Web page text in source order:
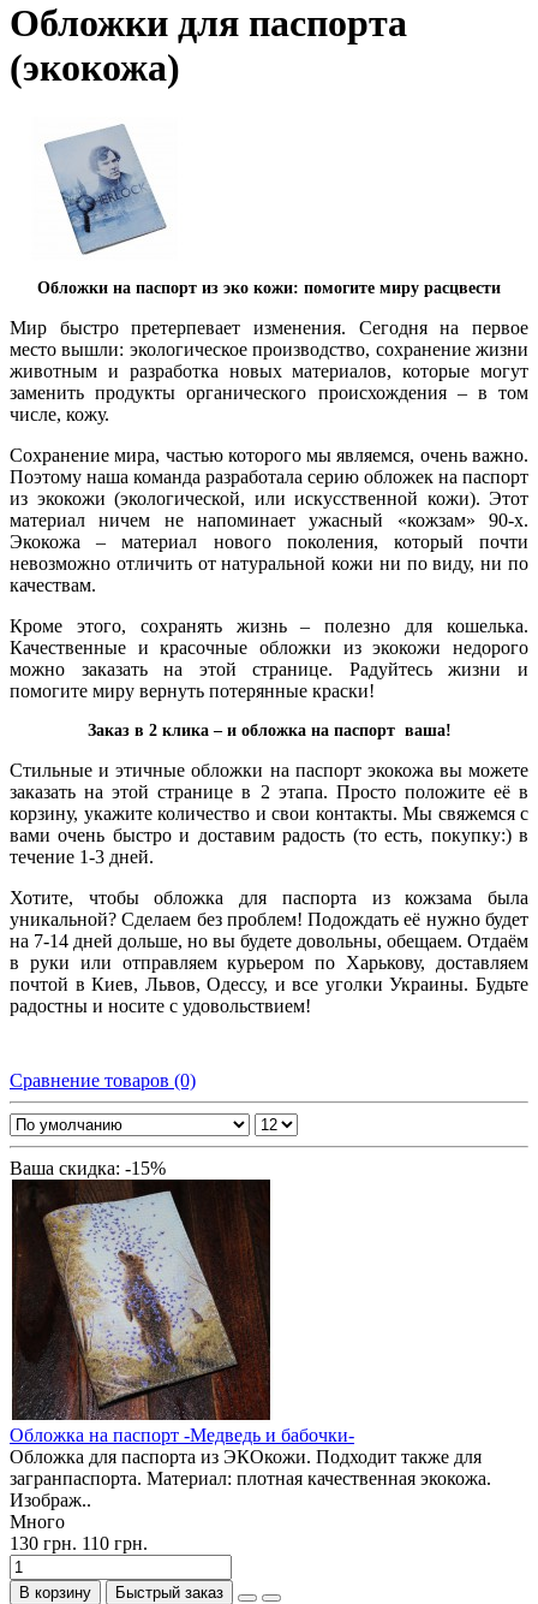
Обложки для паспорта
(экокожа)
Обложки на паспорт из эко кожи: помогите миру расцвести
Мир быстро претерпевает изменения. Сегодня на первое
место вышли: экологическое производство, сохранение жизни
животным и разработка новых материалов, которые могут
заменить продукты органического происхождения – в том
числе, кожу.
Сохранение мира, частью которого мы являемся, очень важно.
Поэтому наша команда разработала серию обложек на паспорт
из экокожи (экологической, или искусственной кожи). Этот
материал ничем не напоминает ужасный «кожзам» 90-х.
Экокожа – материал нового поколения, который почти
невозможно отличить от натуральной кожи ни по виду, ни по
качествам.
Кроме этого, сохранять жизнь – полезно для кошелька.
Качественные и красочные обложки из экокожи недорого
можно заказать на этой странице. Радуйтесь жизни и
помогите миру вернуть потерянные краски!
Заказ в 2 клика – и обложка на паспорт ваша!
Стильные и этичные обложки на паспорт экокожа вы можете
заказать на этой странице в 2 этапа. Просто положите её в
корзину, укажите количество и свои контакты. Мы свяжемся с
вами очень быстро и доставим радость (то есть, покупку:) в
течение 1-3 дней.
Хотите, чтобы обложка для паспорта из кожзама была
уникальной? Сделаем без проблем! Подождать её нужно будет
на 7-14 дней дольше, но вы будете довольны, обещаем. Отдаём
в руки или отправляем курьером по Харькову, доставляем
почтой в Киев, Львов, Одессу, и все уголки Украины. Будьте
радостны и носите с удовольствием!
Сравнение товаров (0)
Ваша скидка: -15%
Обложка на паспорт -Медведь и бабочки-
Обложка для паспорта из ЭКОкожи. Подходит также для
загранпаспорта. Материал: плотная качественная экокожа.
Изображ..
Много
130 грн. 110 грн.
В корзину Быстрый заказ